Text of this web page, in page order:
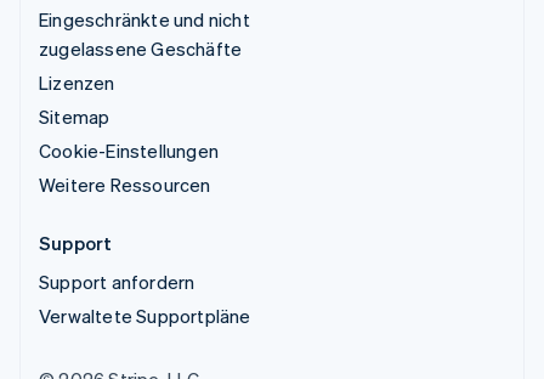
Eingeschränkte und nicht
zugelassene Geschäfte
Lizenzen
Sitemap
Cookie-Einstellungen
Weitere Ressourcen
Support
Support anfordern
Verwaltete Supportpläne